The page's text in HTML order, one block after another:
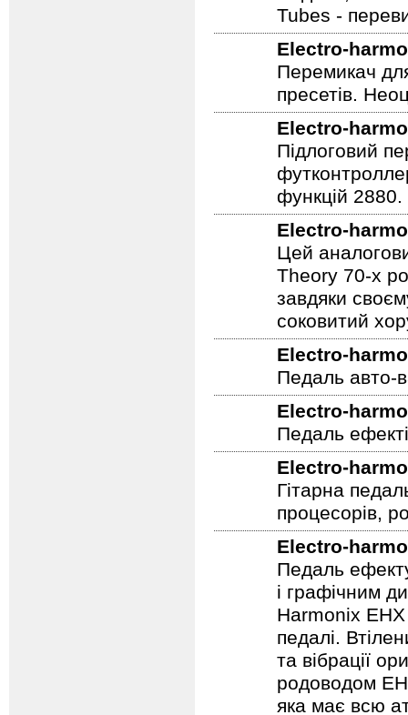
Electro-
Педаль, яка
Tubes -
Electro-
Перемикач
пресетів.
Electro-
Підлоговий
функцій 2880.
Electro-
Цей
Theory 70-х
завдяки
соковитий
Electro-
Педаль авто-
Electro-
Педаль
Electro-
Гітарна
процесорів,
Electro-
Педаль
і графічним
Harmonix
педалі.